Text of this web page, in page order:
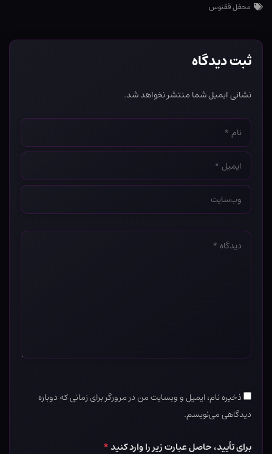
محفل ققنوس
ثبت دیدگاه
نشانی ایمیل شما منتشر نخواهد شد.
نام
*
ایمیل
*
وب‌سایت
*
دیدگاه
ذخیره نام، ایمیل و وبسایت من در مرورگر برای زمانی که دوباره
دیدگاهی می‌نویسم.
برای تأیید، حاصل عبارت زیر را وارد کنید*